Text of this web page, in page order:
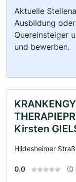
Aktuelle
Ausbildung
Quereinsteiger
und bewerben.
Kirsten
Hildesheimer
0.0 (0